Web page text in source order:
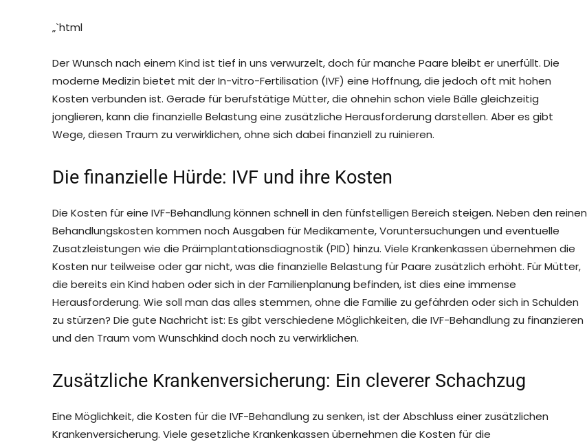
„`html
Der Wunsch nach einem Kind ist tief in uns verwurzelt, doch für manche Paare bleibt er unerfüllt. Die
moderne Medizin bietet mit der In-vitro-Fertilisation (IVF) eine Hoffnung, die jedoch oft mit hohen
Kosten verbunden ist. Gerade für berufstätige Mütter, die ohnehin schon viele Bälle gleichzeitig
jonglieren, kann die finanzielle Belastung eine zusätzliche Herausforderung darstellen. Aber es gibt
Wege, diesen Traum zu verwirklichen, ohne sich dabei finanziell zu ruinieren.
Die finanzielle Hürde: IVF und ihre Kosten
Die Kosten für eine IVF-Behandlung können schnell in den fünfstelligen Bereich steigen. Neben den reinen
Behandlungskosten kommen noch Ausgaben für Medikamente, Voruntersuchungen und eventuelle
Zusatzleistungen wie die Präimplantationsdiagnostik (PID) hinzu. Viele Krankenkassen übernehmen die
Kosten nur teilweise oder gar nicht, was die finanzielle Belastung für Paare zusätzlich erhöht. Für Mütter,
die bereits ein Kind haben oder sich in der Familienplanung befinden, ist dies eine immense
Herausforderung. Wie soll man das alles stemmen, ohne die Familie zu gefährden oder sich in Schulden
zu stürzen? Die gute Nachricht ist: Es gibt verschiedene Möglichkeiten, die IVF-Behandlung zu finanzieren
und den Traum vom Wunschkind doch noch zu verwirklichen.
Zusätzliche Krankenversicherung: Ein cleverer Schachzug
Eine Möglichkeit, die Kosten für die IVF-Behandlung zu senken, ist der Abschluss einer zusätzlichen
Krankenversicherung. Viele gesetzliche Krankenkassen übernehmen die Kosten für die